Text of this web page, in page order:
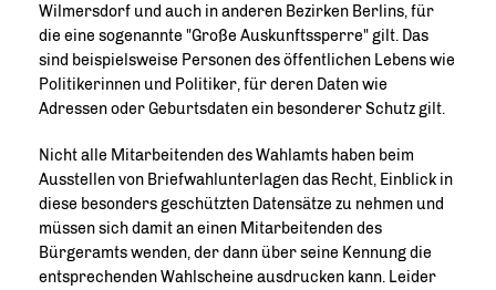
Wilmersdorf und auch in anderen Bezirken Berlins, für
die eine sogenannte "Große Auskunftssperre" gilt. Das
sind beispielsweise Personen des öffentlichen Lebens wie
Politikerinnen und Politiker, für deren Daten wie
Adressen oder Geburtsdaten ein besonderer Schutz gilt.
Nicht alle Mitarbeitenden des Wahlamts haben beim
Ausstellen von Briefwahlunterlagen das Recht, Einblick in
diese besonders geschützten Datensätze zu nehmen und
müssen sich damit an einen Mitarbeitenden des
Bürgeramts wenden, der dann über seine Kennung die
entsprechenden Wahlscheine ausdrucken kann. Leider